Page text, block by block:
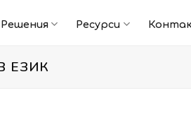
Решения Ресурси
ЕЗИК